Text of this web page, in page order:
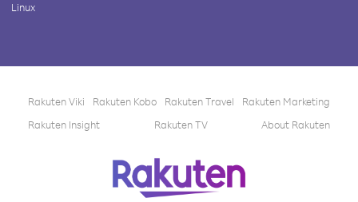
Linux
Rakuten Viki Rakuten Kobo Rakuten Travel
Rakuten Marketing
Rakuten Insight
Rakuten TV About Rakuten